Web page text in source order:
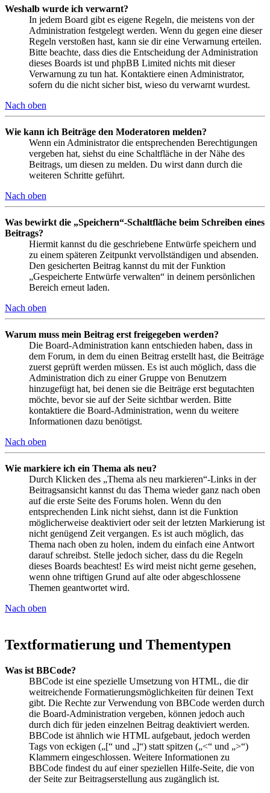
Weshalb wurde ich verwarnt?
In jedem Board gibt es eigene Regeln, die meistens von der
Administration festgelegt werden. Wenn du gegen eine dieser
Regeln verstoßen hast, kann sie dir eine Verwarnung erteilen.
Bitte beachte, dass dies die Entscheidung der Administration
dieses Boards ist und phpBB Limited nichts mit dieser
Verwarnung zu tun hat. Kontaktiere einen Administrator,
sofern du die nicht sicher bist, wieso du verwarnt wurdest.
Nach oben
Wie kann ich Beiträge den Moderatoren melden?
Wenn ein Administrator die entsprechenden Berechtigungen
vergeben hat, siehst du eine Schaltfläche in der Nähe des
Beitrags, um diesen zu melden. Du wirst dann durch die
weiteren Schritte geführt.
Nach oben
Was bewirkt die „Speichern“-Schaltfläche beim Schreiben eines
Beitrags?
Hiermit kannst du die geschriebene Entwürfe speichern und
zu einem späteren Zeitpunkt vervollständigen und absenden.
Den gesicherten Beitrag kannst du mit der Funktion
„Gespeicherte Entwürfe verwalten“ in deinem persönlichen
Bereich erneut laden.
Nach oben
Warum muss mein Beitrag erst freigegeben werden?
Die Board-Administration kann entschieden haben, dass in
dem Forum, in dem du einen Beitrag erstellt hast, die Beiträge
zuerst geprüft werden müssen. Es ist auch möglich, dass die
Administration dich zu einer Gruppe von Benutzern
hinzugefügt hat, bei denen sie die Beiträge erst begutachten
möchte, bevor sie auf der Seite sichtbar werden. Bitte
kontaktiere die Board-Administration, wenn du weitere
Informationen dazu benötigst.
Nach oben
Wie markiere ich ein Thema als neu?
Durch Klicken des „Thema als neu markieren“-Links in der
Beitragsansicht kannst du das Thema wieder ganz nach oben
auf die erste Seite des Forums holen. Wenn du den
entsprechenden Link nicht siehst, dann ist die Funktion
möglicherweise deaktiviert oder seit der letzten Markierung ist
nicht genügend Zeit vergangen. Es ist auch möglich, das
Thema nach oben zu holen, indem du einfach eine Antwort
darauf schreibst. Stelle jedoch sicher, dass du die Regeln
dieses Boards beachtest! Es wird meist nicht gerne gesehen,
wenn ohne triftigen Grund auf alte oder abgeschlossene
Themen geantwortet wird.
Nach oben
Textformatierung und Thementypen
Was ist BBCode?
BBCode ist eine spezielle Umsetzung von HTML, die dir
weitreichende Formatierungsmöglichkeiten für deinen Text
gibt. Die Rechte zur Verwendung von BBCode werden durch
die Board-Administration vergeben, können jedoch auch
durch dich für jeden einzelnen Beitrag deaktiviert werden.
BBCode ist ähnlich wie HTML aufgebaut, jedoch werden
Tags von eckigen („[“ und „]“) statt spitzen („<“ und „>“)
Klammern eingeschlossen. Weitere Informationen zu
BBCode findest du auf einer speziellen Hilfe-Seite, die von
der Seite zur Beitragserstellung aus zugänglich ist.